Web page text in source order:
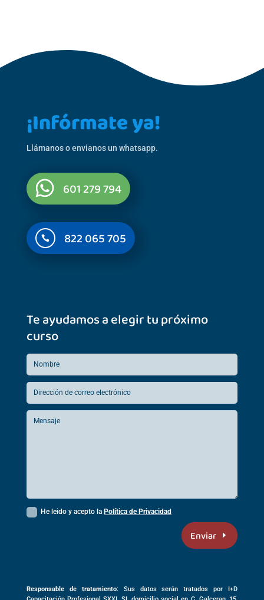
¡Infórmate ya!
Llámanos o envianos un whatsapp.
601 279 794
 822 065 705
Te ayudamos a elegir tu próximo
curso
He leido y acepto laPolítica de Privacidad
Enviar
Responsable de tratamiento: Sus datos serán tratados por I+D